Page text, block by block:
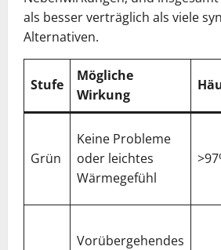
als besser verträglich als viele
Alternativen.
Stufe
Mögliche
Wirkung
Grün
Keine Probleme
oder leichtes
Wärmegefühl
Vorübergehendes